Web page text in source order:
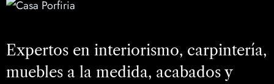
Expertos en interiorismo, carpintería,
muebles a la medida, acabados y